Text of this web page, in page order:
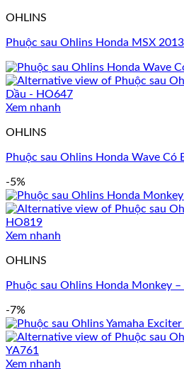
OHLINS
Phuộc sau Ohlins Honda MSX
Xem nhanh
OHLINS
Phuộc sau Ohlins Honda Wave Có
-5%
Xem nhanh
OHLINS
Phuộc sau Ohlins Honda Monkey
-7%
Xem nhanh